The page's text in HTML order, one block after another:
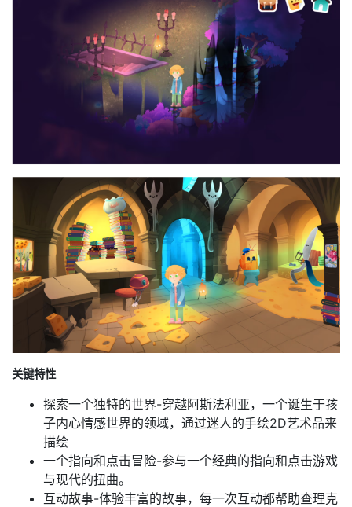
关键特性
探索一个独特的世界-穿越阿斯法利亚，一个诞生于孩
子内心情感世界的领域，通过迷人的手绘2D艺术品来
描绘
一个指向和点击冒险-参与一个经典的指向和点击游戏
与现代的扭曲。
互动故事-体验丰富的故事，每一次互动都帮助查理克